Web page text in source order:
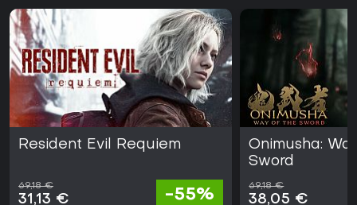
Resident Evil Requiem
69,18 €
31,13 € -55%
Onimusha:
Sword
69,18 €
38,05 €